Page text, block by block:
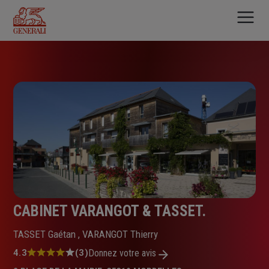
contenu
principal
CABINET VARANGOT & TASSET.
TASSET Gaétan , VARANGOT Thierry
Note
4.3 (3)Donnez votre avis